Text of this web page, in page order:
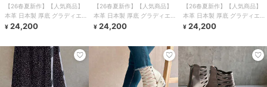
【26春夏新作】【人気商品】
本革 日本製 厚底 グラディエー
ター レザーサンダル
¥ 24,200
【26春夏新作】【人気商品】
本革 日本製 厚底 グラディエー
ター レザーサンダル
¥ 24,200
【26春夏新作】【人気商品】
本革 日本製 厚底 グラディエー
ター レザーサンダル
¥ 24,200